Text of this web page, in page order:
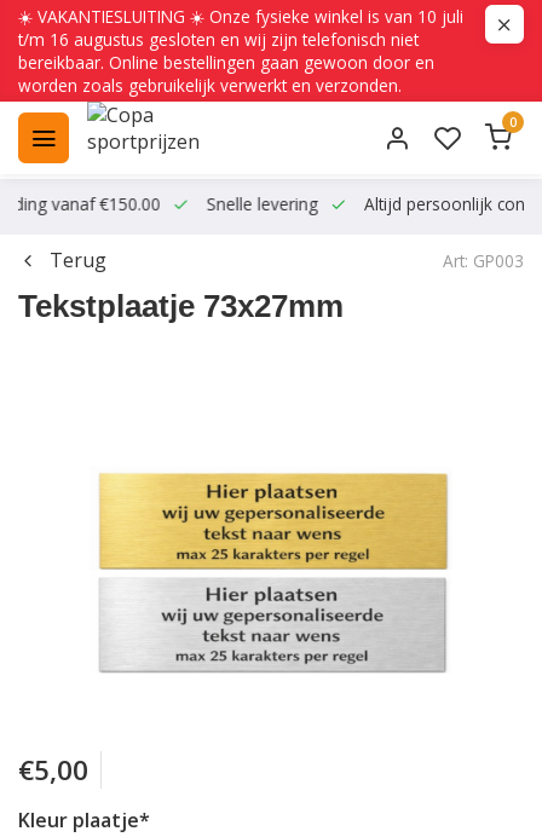
☀️ VAKANTIESLUITING ☀️ Onze fysieke winkel is van 10 juli
t/m 16 augustus gesloten en wij zijn telefonisch niet
bereikbaar. Online bestellingen gaan gewoon door en
worden zoals gebruikelijk verwerkt en verzonden.
0
vanaf €150.00 Snelle levering Altijd persoonlijk
Terug Art: GP003
Tekstplaatje 73x27mm
€5,00
Kleur plaatje*